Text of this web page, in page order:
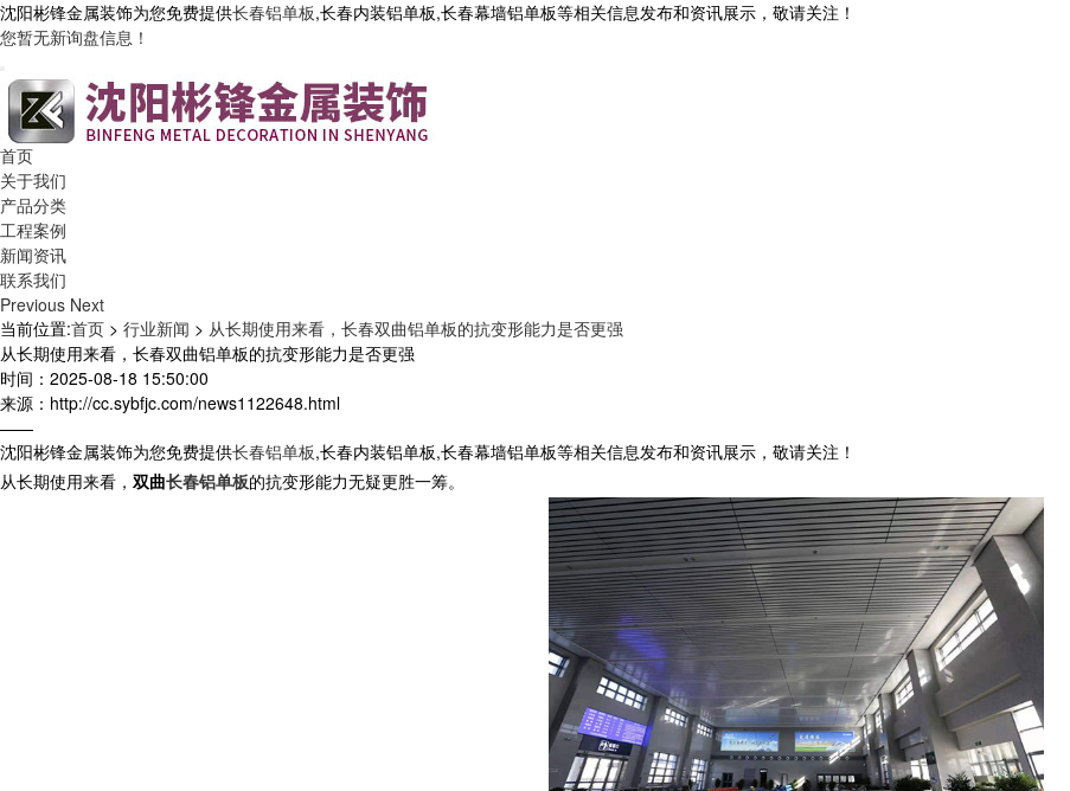
沈阳彬锋金属装饰为您免费提供长春铝单板,长春内装铝单板,长春幕墙铝单板等相关信息发布和资讯展示，敬请关注！
您暂无新询盘信息！
首页
关于我们
产品分类
工程案例
新闻资讯
联系我们
Previous Next
当前位置:首页 > 行业新闻 > 从长期使用来看，长春双曲铝单板的抗变形能力是否更强
从长期使用来看，长春双曲铝单板的抗变形能力是否更强
时间：2025-08-18 15:50:00
来源：http://cc.sybfjc.com/news1122648.html
——
沈阳彬锋金属装饰为您免费提供长春铝单板,长春内装铝单板,长春幕墙铝单板等相关信息发布和资讯展示，敬请关注！
从长期使用来看， 双曲长春铝单板的抗变形能力无疑更胜一筹。​